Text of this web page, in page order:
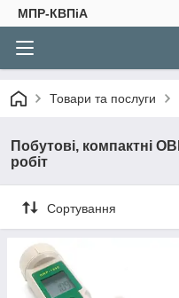
МПР-КВПіА
Товари та послуги
Побутові, компактні
робіт
Сортування